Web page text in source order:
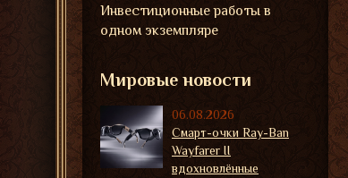
Инвестиционные работы в
одном экземпляре
Мировые новости
06.08.2026
Смарт-очки Ray-Ban
Wayfarer II
вдохновлённые